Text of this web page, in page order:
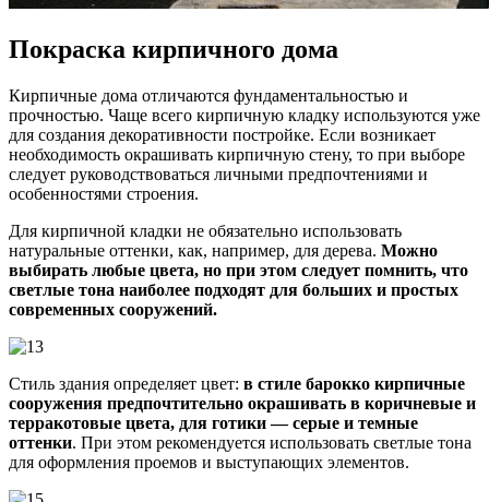
Покраска кирпичного дома
Кирпичные дома отличаются фундаментальностью и
прочностью. Чаще всего кирпичную кладку используются уже
для создания декоративности постройке. Если возникает
необходимость окрашивать кирпичную стену, то при выборе
следует руководствоваться личными предпочтениями и
особенностями строения.
Для кирпичной кладки не обязательно использовать
натуральные оттенки, как, например, для дерева. Можно
выбирать любые цвета, но при этом следует помнить, что
светлые тона наиболее подходят для больших и простых
современных сооружений.
Стиль здания определяет цвет: в стиле барокко кирпичные
сооружения предпочтительно окрашивать в коричневые и
терракотовые цвета, для готики — серые и темные
оттенки. При этом рекомендуется использовать светлые тона
для оформления проемов и выступающих элементов.